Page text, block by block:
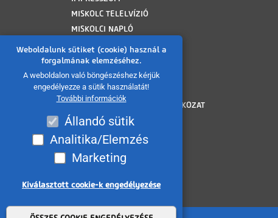
Weboldalunk sütiket (cookie) használ a
forgalmának elemzéséhez.
A weboldalon való böngészéshez kérjük
engedélyezze a sütik használatát!
További információk
Állandó sütik
Analitika/Elemzés
Marketing
Kiválasztott cookie-k engedélyezése
Withdraw consent
MISKOLC TELELVÍZIÓ
MISKOLCI NAPLÓ
MINAP ARCHÍVUM
FELHASZNÁLÁSI FELTÉTELEK
ADATVÉDELMI TÁJÉKOZTATÓ
SÜTI TÁJÉKOZTATÓ
AKADÁLYMENTESÍTÉSI NYILATKOZAT
KÖZÉRDEKŰ ADATOK
KÖZADATKERESŐ
VISSZAÉLÉS BEJELENTÉS
MÉDIAAJÁNLAT
OLDALTÉRKÉP